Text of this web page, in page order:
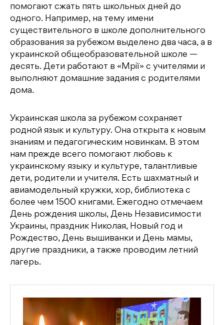
помогают сжать пять школьных дней до
одного. Например, на тему имени
существительного в школе дополнительного
образования за рубежом выделено два часа, а в
украинской общеобразовательной школе —
десять. Дети работают в «Мрії» с учителями и
выполняют домашние задания с родителями
дома.
Украинская школа за рубежом сохраняет
родной язык и культуру. Она открыта к новым
знаниям и педагогическим новинкам. В этом
нам прежде всего помогают любовь к
украинскому языку и культуре, талантливые
дети, родители и учителя. Есть шахматный и
авиамодельный кружки, хор, библиотека с
более чем 1500 книгами. Ежегодно отмечаем
День рождения школы, День Независимости
Украины, праздник Николая, Новый год и
Рождество, День вышиванки и День мамы,
другие праздники, а также проводим летний
лагерь.